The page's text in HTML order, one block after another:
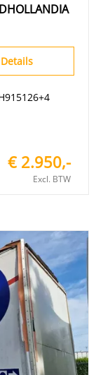
Details
€ 2.950,-
Excl. BTW